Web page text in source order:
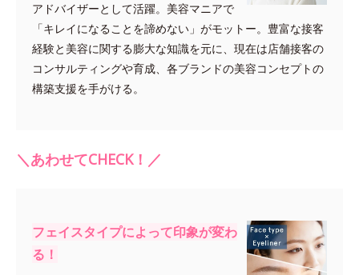
アドバイザーとして活躍。美容マニアで
「キレイになることを諦めない」がモットー。豊富な接客
経験と美容に関する膨大な知識を元に、現在は店舗接客の
コンサルティングや育成、各ブランドの美容コンセプトの
構築支援を手がける。
＼あわせてCHECK！／
フェイスタイプによって印象が変わ
る！